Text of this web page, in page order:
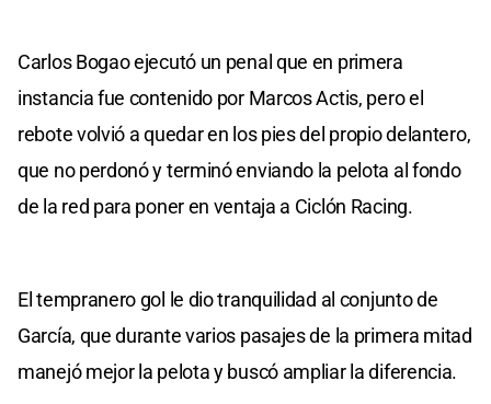
Carlos Bogao ejecutó un penal que en primera
instancia fue contenido por Marcos Actis, pero el
rebote volvió a quedar en los pies del propio delantero,
que no perdonó y terminó enviando la pelota al fondo
de la red para poner en ventaja a Ciclón Racing.
El tempranero gol le dio tranquilidad al conjunto de
García, que durante varios pasajes de la primera mitad
manejó mejor la pelota y buscó ampliar la diferencia.